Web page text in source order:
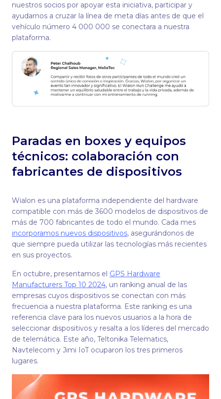
nuestros socios por apoyar esta iniciativa, participar y
ayudarnos a cruzar la línea de meta días antes de que el
vehículo número 4 000 000 se conectara a nuestra
plataforma.
Paradas en boxes y equipos
técnicos: colaboración con
fabricantes de dispositivos
Wialon es una plataforma independiente del hardware
compatible con más de 3600 modelos de dispositivos de
más de 700 fabricantes de todo el mundo. Cada mes
incorporamos nuevos dispositivos, asegurándonos de
que siempre pueda utilizar las tecnologías más recientes
en sus proyectos.
En octubre, presentamos el GPS Hardware
Manufacturers Top 10 2024, un ranking anual de las
empresas cuyos dispositivos se conectan con más
frecuencia a nuestra plataforma. Este ranking es una
referencia clave para los nuevos usuarios a la hora de
seleccionar dispositivos y resalta a los líderes del mercado
de telemática. Este año, Teltonika Telematics,
Navtelecom y Jimi IoT ocuparon los tres primeros
lugares.